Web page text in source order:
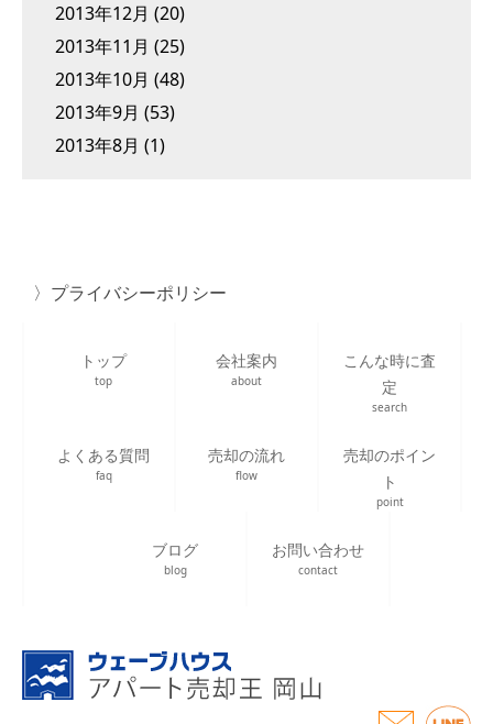
2013年12月 (20)
2013年11月 (25)
2013年10月 (48)
2013年9月 (53)
2013年8月 (1)
プライバシーポリシー
トップ
top
会社案内
about
こんな時に査
定
search
よくある質問
faq
売却の流れ
flow
売却のポイン
ト
point
ブログ
blog
お問い合わせ
contact